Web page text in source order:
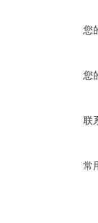
您
您
联
常